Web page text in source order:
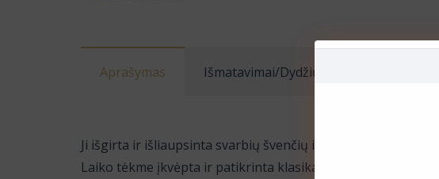
Aprašymas Išmatavimai/Dydžių lentelė
Ji išgirta ir išliaupsinta svarbių švenčių ir mažiau svarbių
Laiko tėkme įkvėpta ir patikrinta klasika, tai elegantiškas ir